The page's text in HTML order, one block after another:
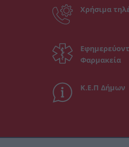
Χρήσιμα
Φαρμακεία
Κ.Ε.Π Δήμων